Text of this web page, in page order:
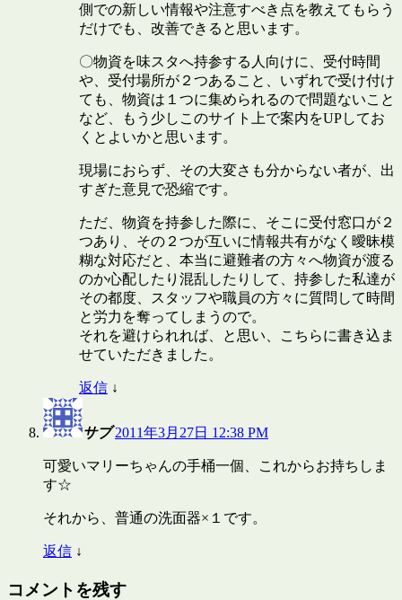
側での新しい情報や注意すべき点を教えてもらう
だけでも、改善できると思います。
〇物資を味スタへ持参する人向けに、受付時間
や、受付場所が２つあること、いずれで受け付け
ても、物資は１つに集められるので問題ないこと
など、もう少しこのサイト上で案内をUPしてお
くとよいかと思います。
現場におらず、その大変さも分からない者が、出
すぎた意見で恐縮です。
ただ、物資を持参した際に、そこに受付窓口が２
つあり、その２つが互いに情報共有がなく曖昧模
糊な対応だと、本当に避難者の方々へ物資が渡る
のか心配したり混乱したりして、持参した私達が
その都度、スタッフや職員の方々に質問して時間
と労力を奪ってしまうので。
それを避けられれば、と思い、こちらに書き込ま
せていただきました。
返信 ↓
サブ 2011年3月27日 12:38 PM
可愛いマリーちゃんの手桶一個、これからお持ちしま
す☆
それから、普通の洗面器×１です。
返信 ↓
コメントを残す